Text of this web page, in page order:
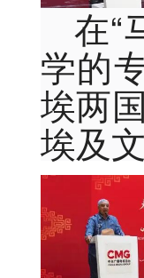
在“
学的
埃两
埃及